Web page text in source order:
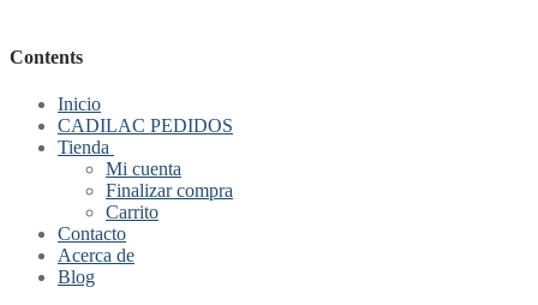
Contents
Inicio
CADILAC PEDIDOS
Tienda
Mi cuenta
Finalizar compra
Carrito
Contacto
Acerca de
Blog